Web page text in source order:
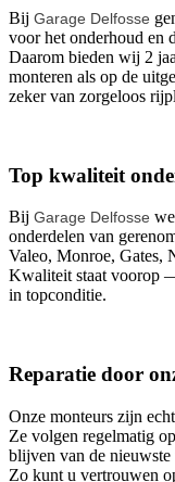
Bij Garage Delfosse
voor het onderhoud en
Daarom bieden wij 2
monteren als op de
zeker van zorgeloos
Top kwaliteit
Bij Garage Delfosse
onderdelen van
Valeo, Monroe, Gates,
Kwaliteit staat voorop
in topconditie.
Reparatie door
Onze monteurs zijn
Ze volgen regelmatig
blijven van de
Zo kunt u vertrouwen